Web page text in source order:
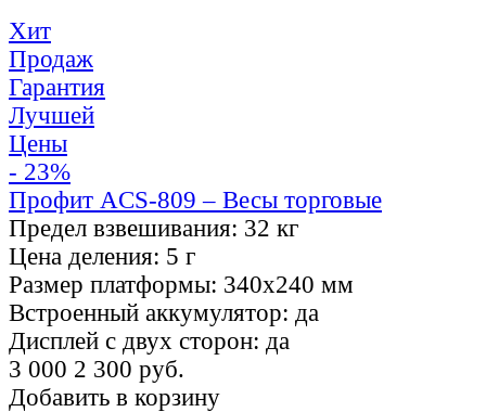
Хит
Продаж
Гарантия
Лучшей
Цены
- 23%
Профит ACS-809 – Весы торговые
Предел взвешивания: 32 кг
Цена деления: 5 г
Размер платформы: 340х240 мм
Встроенный аккумулятор: да
Дисплей с двух сторон: да
3 000 2 300 руб.
Добавить в корзину